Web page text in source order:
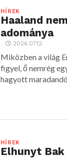
HÍREK
Haaland
adománya
2026.07.12.
Miközben a világ
figyel, ő nemrég
hagyott
HÍREK
Elhunyt